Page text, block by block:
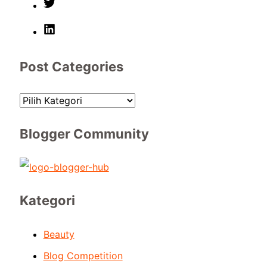
Post Categories
Blogger Community
Kategori
Beauty
Blog Competition